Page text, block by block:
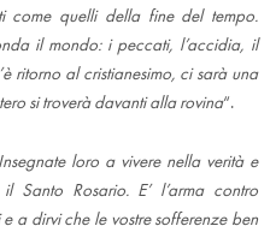
come quelli della fine del tempo.
il mondo: i peccati, l’accidia, il
ritorno al cristianesimo, ci sarà una
si troverà davanti alla rovina“.
loro a vivere nella verità e
Santo Rosario. E’ l’arma contro
a dirvi che le vostre sofferenze ben